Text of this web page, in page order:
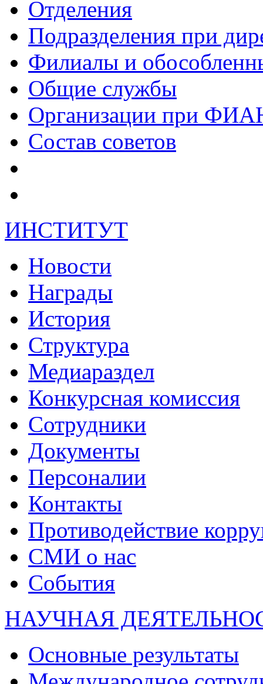
Отделения
Подразделения при
Филиалы и
Общие службы
Организации при
Состав советов
ИНСТИТУТ
Новости
Награды
История
Структура
Медиараздел
Конкурсная комиссия
Сотрудники
Документы
Персоналии
Контакты
Противодействие
СМИ о нас
События
НАУЧНАЯ
Основные результаты